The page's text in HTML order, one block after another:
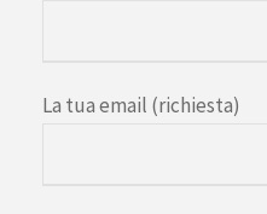
La tua email (richiesta)